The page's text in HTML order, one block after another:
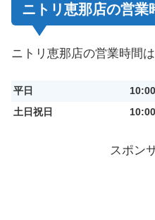
ニトリ恵那店の営業
ニトリ恵那店の営業時間
平日
土日祝日
スポン